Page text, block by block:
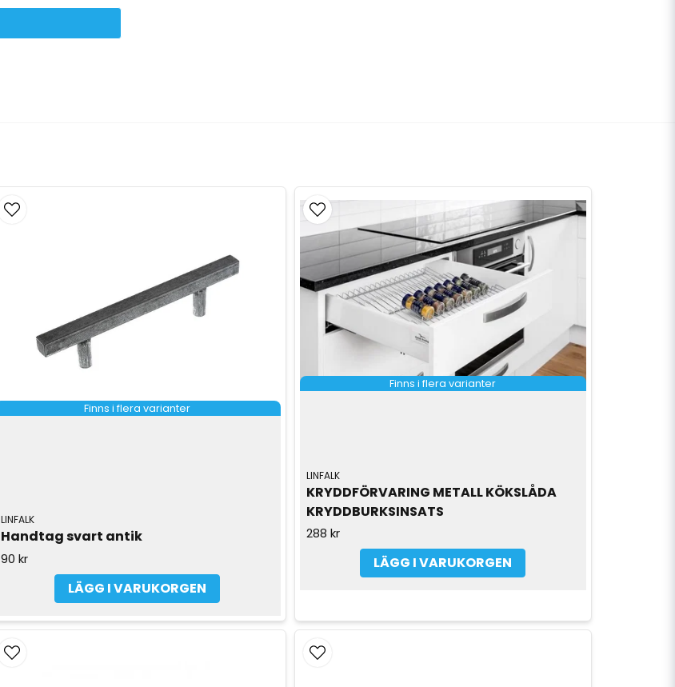
Finns i flera varianter
LINFALK
Handtag svart antik
90 kr
LÄGG I VARUKORGEN
Finns i flera varianter
LINFALK
KRYDDFÖRVARING METALL KÖKSLÅDA
KRYDDBURKSINSATS
288 kr
LÄGG I VARUKORGEN